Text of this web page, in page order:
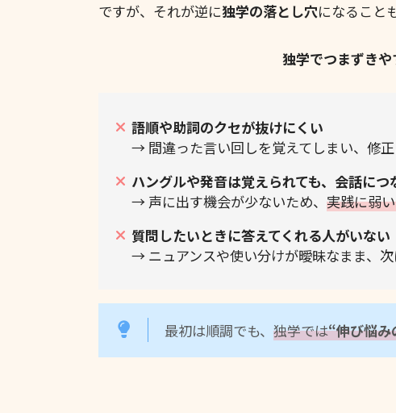
ですが、それが逆に独学の落とし穴になること
独学でつまずきや
語順や助詞のクセが抜けにくい
→ 間違った言い回しを覚えてしまい、修
ハングルや発音は覚えられても、会話につ
→ 声に出す機会が少ないため、 実践に弱
質問したいときに答えてくれる人がいない
→ ニュアンスや使い分けが曖昧なまま、次
最初は順調でも、 独学では“伸び悩み